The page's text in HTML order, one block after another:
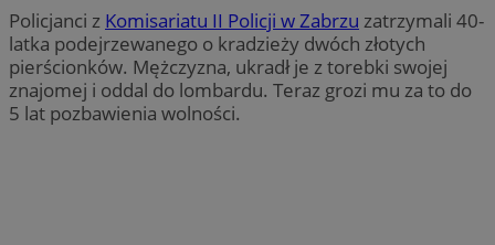
Policjanci z Komisariatu II Policji w Zabrzu zatrzymali 40-
latka podejrzewanego o kradzieży dwóch złotych
pierścionków. Mężczyzna, ukradł je z torebki swojej
znajomej i oddal do lombardu. Teraz grozi mu za to do
5 lat pozbawienia wolności.